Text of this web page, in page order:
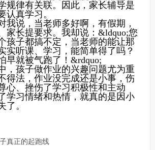
规律有关联。因此，家长辅导是
认真学习。
说，当老师多好啊，有假期，
家长提要求。我却说：&ldquo;您
孩子都搞不定，当老师的能让那
实听课、学习，能简单得了吗？
早就被气跑了！&rdquo;
孩子做作业的兴趣问题尤为重
得法，作业没完成还是小事，伤
心、挫伤了学习积极性和主动
学习情绪和热情，就真的是因小
了。
真正的起跑线